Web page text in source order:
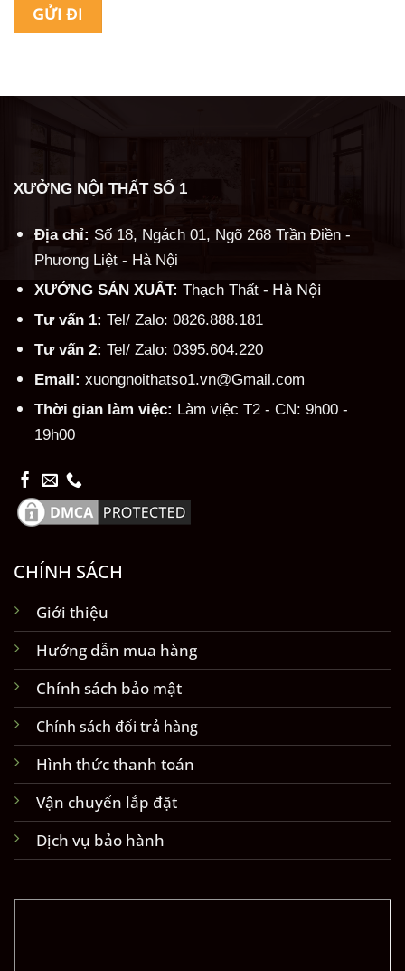
XƯỞNG NỘI THẤT SỐ 1
Địa chỉ: Số 18, Ngách 01, Ngõ 268 Trần Điền -
Phương Liệt - Hà Nội
XƯỞNG SẢN XUẤT: Thạch Thất - Hà Nội
Tư vấn 1: Tel/ Zalo: 0826.888.181
Tư vấn 2: Tel/ Zalo: 0395.604.220
Email: xuongnoithatso1.vn@Gmail.com
Thời gian làm việc: Làm việc T2 - CN: 9h00 -
19h00
CHÍNH SÁCH
Giới thiệu
Hướng dẫn mua hàng
Chính sách bảo mật
Chính sách đổi trả hàng
Hình thức thanh toán
Vận chuyển lắp đặt
Dịch vụ bảo hành